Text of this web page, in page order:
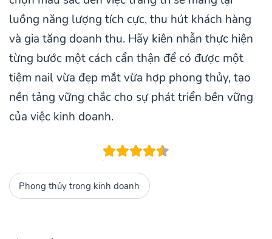
luồng năng lượng tích cực, thu hút khách hàng
và gia tăng doanh thu. Hãy kiên nhẫn thực hiện
từng bước một cách cẩn thận để có được một
tiệm nail vừa đẹp mắt vừa hợp phong thủy, tạo
nền tảng vững chắc cho sự phát triển bền vững
của việc kinh doanh.
Phong thủy trong kinh doanh